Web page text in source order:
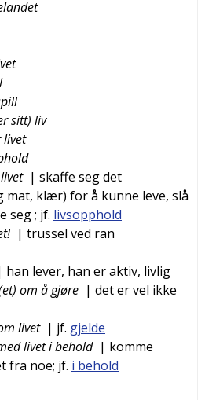
sitt) liv
livet
| skaffe seg det
mat, klær) for å kunne leve, slå
seg; jf. livsopphold
| trussel ved ran
han lever, han er aktiv, livlig
om å gjøre | det er vel ikke
livet | jf. gjelde
livet i behold | komme
fra noe; jf. i behold